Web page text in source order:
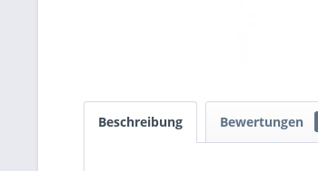
Beschreibung Bewertungen